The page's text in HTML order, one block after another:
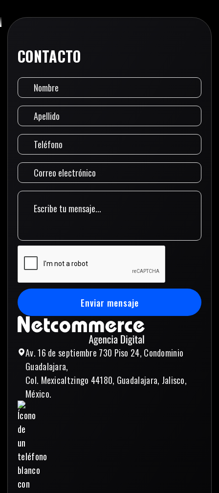
Av. 16 de septiembre 730 Piso 24, Condominio
Guadalajara,
Col. Mexicaltzingo 44180, Guadalajara, Jalisco,
México.
CONTACTO
Enviar mensaje
Enviar mensaje